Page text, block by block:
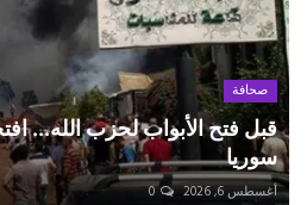
صحافة
قبل فتح الأبواب لحزب الله...
سوريا
أغسطس 6, 2026 0